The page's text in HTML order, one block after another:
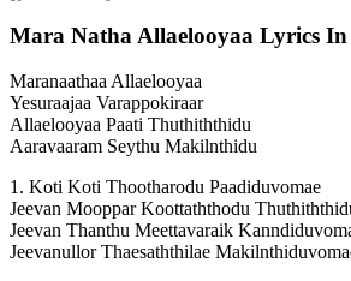
Mara Natha Allaelooyaa Lyrics
Maranaathaa Allaelooyaa
Yesuraajaa Varappokiraar
Allaelooyaa Paati Thuthiththidu
Aaravaaram Seythu Makilnthidu
1. Koti Koti Thootharodu Paadiduvomae
Jeevan Mooppar Koottaththodu
Jeevan Thanthu Meettavaraik
Jeevanullor Thaesaththilae